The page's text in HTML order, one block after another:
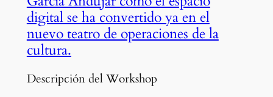
digital se ha convertido ya en el
nuevo teatro de operaciones de la
cultura.
Descripción del Workshop